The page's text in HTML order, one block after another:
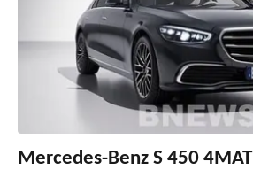
Mercedes-Benz S 450